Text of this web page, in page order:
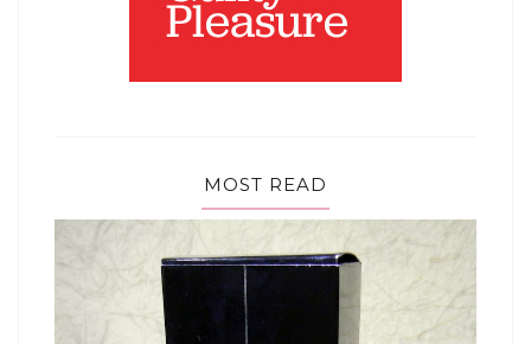
MOST READ